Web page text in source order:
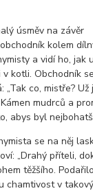
úsměv na závěr
kolem
a vidí ho, jak
v kotli. Obchodník
„Tak co, mistře?
mudrců a
abys byl
se na něj
„Drahý příteli,
těžšího.
chamtivost v